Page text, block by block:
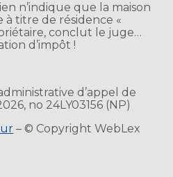
n’indique que la maison
titre de résidence «
conclut le juge…
d’impôt !
d’appel de
no 24LY03156 (NP)
– © Copyright WebLex